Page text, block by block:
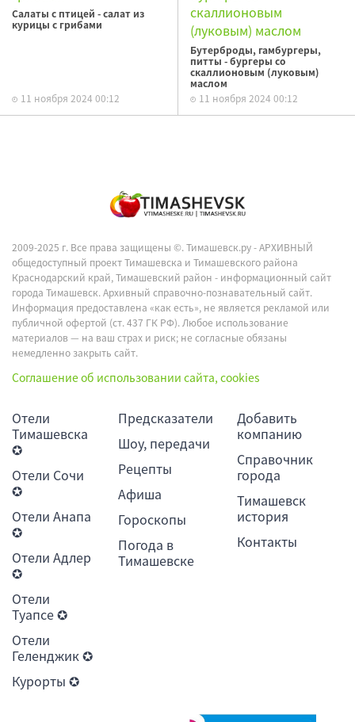
Салаты с птицей - салат из
курицы с грибами
11 ноября 2024 00:12
Бутерброды, гамбургеры,
питты - бургеры со
скаллионовым (луковым)
маслом
11 ноября 2024 00:12
2009-2025 г. Все права защищены ©.Тимашевск.ру - АРХИВНЫЙ
общедоступный проект Тимашевска и Тимашевского района
Краснодарский край, Тимашевский район - информационный сайт
города Тимашевск. Архивный справочно-познавательный сайт.
Информация предоставлена «как есть», не является рекламой или
публичной офертой (ст. 437 ГК РФ). Любое использование
материалов — на ваш страх и риск; не согласные обязаны
немедленно закрыть сайт.
Соглашение об использовании сайта, cookies
Отели
Тимашевска
✪
Отели Сочи
✪
Отели Анапа
✪
Отели Адлер
✪
Отели
Туапсе ✪
Отели
Геленджик ✪
Курорты ✪
Предсказатели
Шоу, передачи
Рецепты
Афиша
Гороскопы
Погода в
Тимашевске
Добавить
компанию
Справочник
города
Тимашевск
история
Контакты